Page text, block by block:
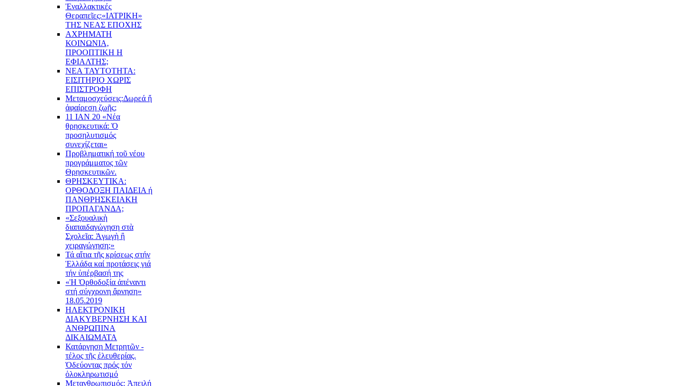
Ἐναλλακτικές
Θεραπεῖες:«ΙΑΤΡΙΚΗ»
ΤΗΣ ΝΕΑΣ ΕΠΟΧΗΣ
ΑΧΡΗΜΑΤΗ
ΚΟΙΝΩΝΙΑ,
ΠΡΟΟΠΤΙΚΗ Η
ΕΦΙΑΛΤΗΣ;
ΝΕΑ ΤΑΥΤΟΤΗΤΑ:
ΕΙΣΙΤΗΡΙΟ ΧΩΡΙΣ
ΕΠΙΣΤΡΟΦΗ
Μεταμοσχεύσεις:Δωρεά ἤ
ἀφαίρεση ζωῆς;
11 ΙΑΝ 20 «Νέα
θρησκευτικά: Ὁ
προσηλυτισμός
συνεχίζεται»
Προβληματική τοῦ νέου
προγράμματος τῶν
Θρησκευτικῶν.
ΘΡΗΣΚΕΥΤΙΚΑ:
ΟΡΘΟΔΟΞΗ ΠΑΙΔΕΙΑ ή
ΠΑΝΘΡΗΣΚΕΙΑΚΗ
ΠΡΟΠΑΓΑΝΔΑ;
«Σεξουαλικὴ
διαπαιδαγώγηση στὰ
Σχολεῖα: Ἀγωγὴ ἢ
χειραγώγηση;»
Τά αἴτια τῆς κρίσεως στήν
Ἑλλάδα καί προτάσεις γιά
τήν ὑπέρβασή της
«Ἡ Ὀρθοδοξία ἀπέναντι
στή σύγχρονη ἄρνηση»
18.05.2019
ΗΛΕΚΤΡΟΝΙΚΗ
ΔΙΑΚΥΒΕΡΝΗΣΗ ΚΑΙ
ΑΝΘΡΩΠΙΝΑ
ΔΙΚΑΙΩΜΑΤΑ
Κατάργηση Μετρητῶν -
τέλος τῆς ἐλευθερίας.
Ὁδεύοντας πρός τόν
ὁλοκληρωτισμό
Μετανθρωπισμός: Ἀπειλή